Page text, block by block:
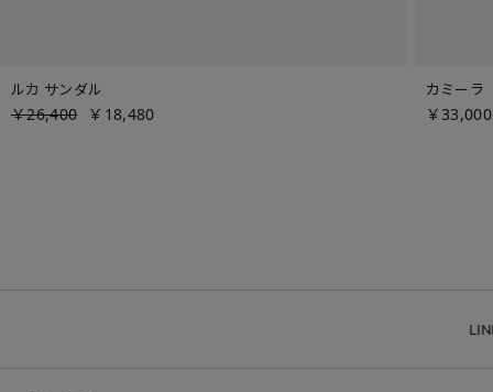
ルカ サンダル
￥26,400 ￥18,480
カミーラ
￥33,000
LINE ID連